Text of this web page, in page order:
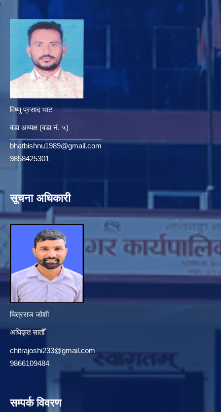
विष्णु प्रसाद भाट
वडा अध्यक्ष (वडा नं. ५)
bhatbishnu1989@gmail.com
9858425301
सूचना अधिकारी
चित्रराज जोशी
अधिकृत सातौँ
chitrajoshi233@gmail.com
9866109484
सम्पर्क विवरण